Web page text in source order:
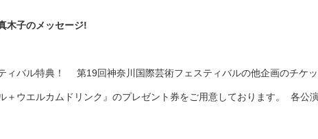
木子のメッセージ!
バル特典！ 第19回神奈川国際芸術フェスティバルの他企画のチケ
ウエルカムドリンク』のプレゼント券をご用意しております。 各公